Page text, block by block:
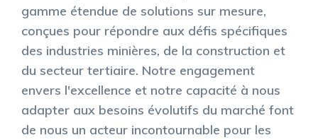
gamme étendue de solutions sur mesure,
conçues pour répondre aux défis spécifiques
des industries minières, de la construction et
du secteur tertiaire. Notre engagement
envers l'excellence et notre capacité à nous
adapter aux besoins évolutifs du marché font
de nous un acteur incontournable pour les